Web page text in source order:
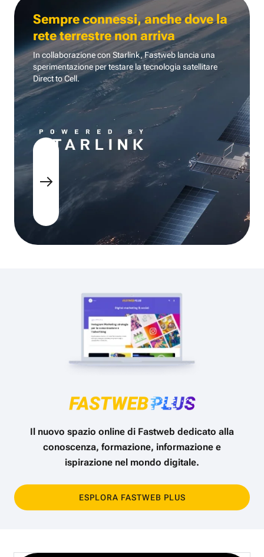
Sempre connessi, anche dove la
rete terrestre non arriva
In collaborazione con Starlink, Fastweb lancia una
sperimentazione per testare la tecnologia satellitare
Direct to Cell.
Il nuovo spazio online di Fastweb dedicato alla
conoscenza, formazione, informazione e
ispirazione nel mondo digitale.
ESPLORA FASTWEB PLUS